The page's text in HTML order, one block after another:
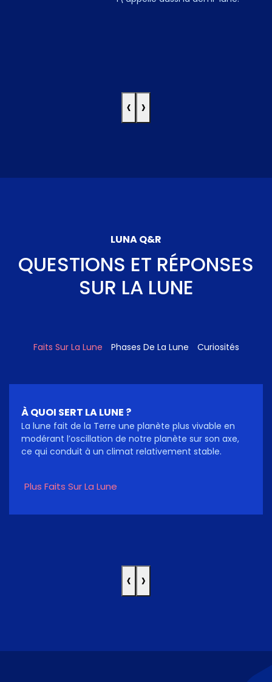
‹ ›
LUNA Q&R
QUESTIONS ET RÉPONSES
SUR LA LUNE
Faits Sur La Lune Phases De La Lune Curiosités
À QUOI SERT LA LUNE ?
La lune fait de la Terre une planète plus vivable en
modérant l’oscillation de notre planète sur son axe,
ce qui conduit à un climat relativement stable.
Plus Faits Sur La Lune
‹ ›